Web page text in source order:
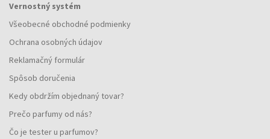
Vernostný systém
Všeobecné obchodné podmienky
Ochrana osobných údajov
Reklamačný formulár
Spôsob doručenia
Kedy obdržím objednaný tovar?
Prečo parfumy od nás?
Čo je tester u parfumov?